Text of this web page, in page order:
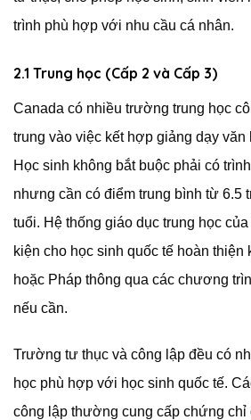
trình phù hợp với nhu cầu cá nhân.
2.1 Trung học (Cấp 2 và Cấp 3)
Canada có nhiều trường trung học
trung vào việc kết hợp giảng dạy văn
Học sinh không bắt buộc phải có
nhưng cần có điểm trung bình từ 6.5
tuổi. Hệ thống giáo dục trung học
kiện cho học sinh quốc tế hoàn thiện
hoặc Pháp thông qua các chương
nếu cần.
Trường tư thục và công lập đều có
học phù hợp với học sinh quốc tế.
công lập thường cung cấp chứng chỉ